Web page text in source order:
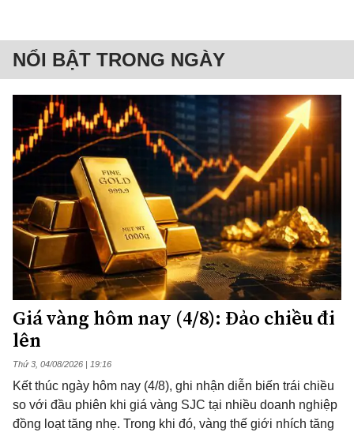
NỔI BẬT TRONG NGÀY
Giá vàng hôm nay (4/8): Đảo chiều đi
lên
Thứ 3, 04/08/2026 | 19:16
Kết thúc ngày hôm nay (4/8), ghi nhận diễn biến trái chiều
so với đầu phiên khi giá vàng SJC tại nhiều doanh nghiệp
đồng loạt tăng nhẹ. Trong khi đó, vàng thế giới nhích tăng